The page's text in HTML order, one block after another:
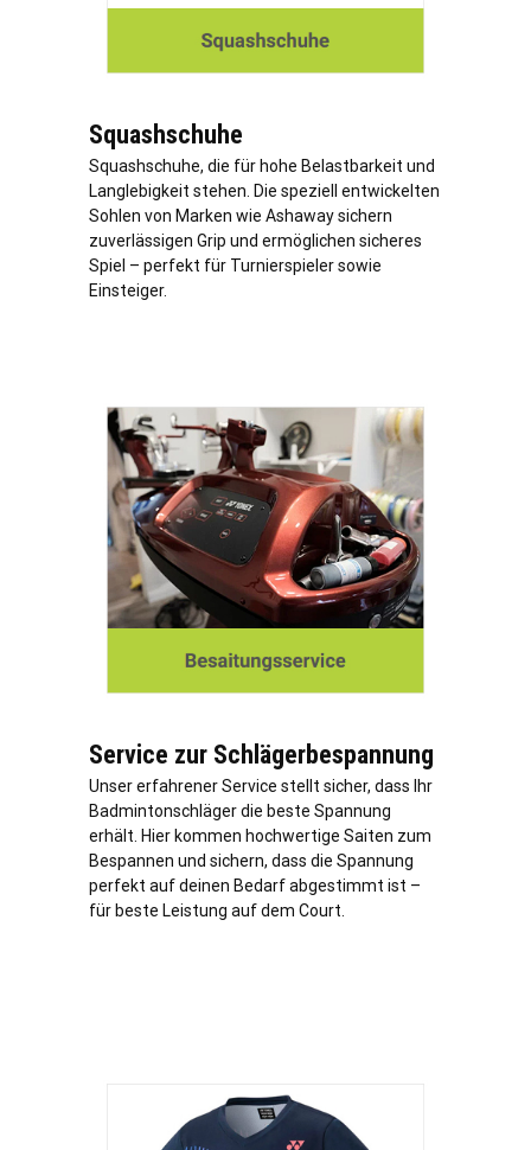
Squashschuhe
Squashschuhe, die für hohe Belastbarkeit und
Langlebigkeit stehen. Die speziell entwickelten
Sohlen von Marken wie Ashaway sichern
zuverlässigen Grip und ermöglichen sicheres
Spiel – perfekt für Turnierspieler sowie
Einsteiger.
Service zur Schlägerbespannung
Unser erfahrener Service stellt sicher, dass Ihr
Badmintonschläger die beste Spannung
erhält. Hier kommen hochwertige Saiten zum
Bespannen und sichern, dass die Spannung
perfekt auf deinen Bedarf abgestimmt ist –
für beste Leistung auf dem Court.